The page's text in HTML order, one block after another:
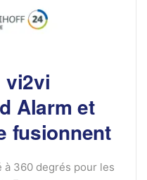
vi2vi
Alarm et
fusionnent
360 degrés pour les